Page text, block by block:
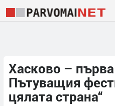
Хасково –
Пътуващия
цялата страна“